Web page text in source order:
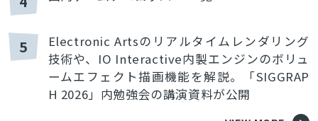
5
Electronic Artsのリアルタイムレンダリング
技術や、IO Interactive内製エンジンのボリュ
ームエフェクト描画機能を解説。「SIGGRAP
H 2026」内勉強会の講演資料が公開